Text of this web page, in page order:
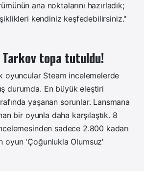
ana noktalarını hazırladık;
kendiniz keşfedebilirsiniz."
Tarkov topa tutuldu!
oyuncular Steam incelemelerde
durumda. En büyük eleştiri
yaşanan sorunlar. Lansmana
bir oyunla daha karşılaştık. 8
sadece 2.800 kadarı
oyun 'Çoğunlukla Olumsuz'